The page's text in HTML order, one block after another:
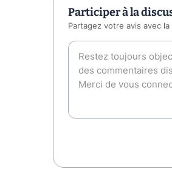
Participer à la
Partagez votre avis avec